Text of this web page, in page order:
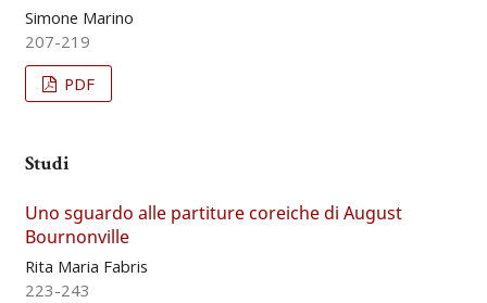
Simone Marino
207-219
PDF
Studi
Uno sguardo alle partiture coreiche di August
Bournonville
Rita Maria Fabris
223-243